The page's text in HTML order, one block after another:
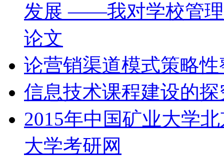
发展 ——我对学校管理
论文
论营销渠道模式策略
信息技术课程建设的
2015年中国矿业大学
大学考研网